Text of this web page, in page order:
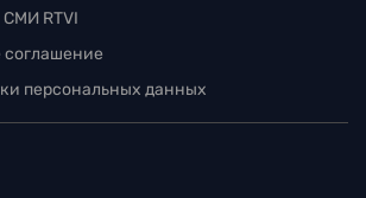
RTVI
соглашение
персональных данных